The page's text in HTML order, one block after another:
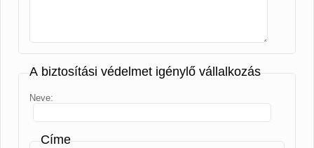
A biztosítási védelmet igénylő vállalkozás
Neve:
Címe